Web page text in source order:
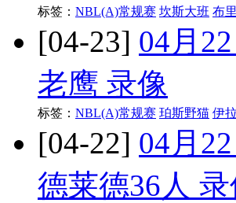
标签： NBL(A)常规赛 坎斯大班 布
[04-23] 04月
老鹰 录像
标签： NBL(A)常规赛 珀斯野猫 伊
[04-22] 04月
德莱德36人 录